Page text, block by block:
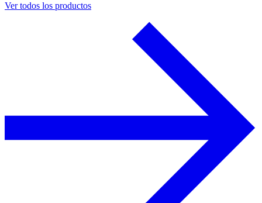
Ver todos los productos